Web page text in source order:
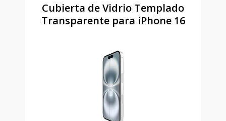
Cubierta de Vidrio Templado
Transparente para iPhone 16